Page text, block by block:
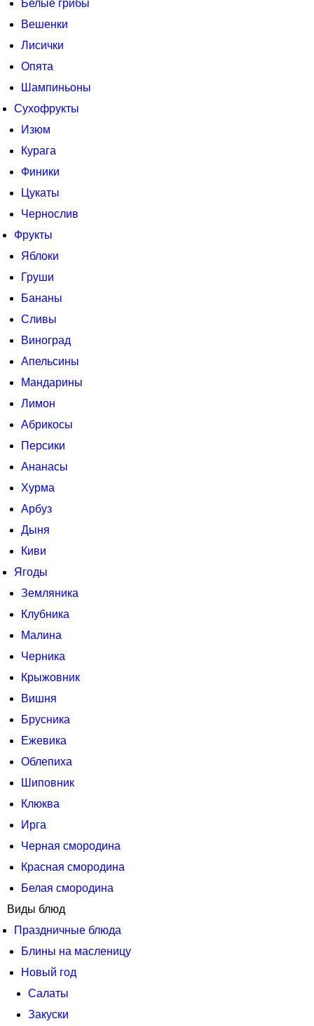
Белые грибы
Вешенки
Лисички
Опята
Шампиньоны
Сухофрукты
Изюм
Курага
Финики
Цукаты
Чернослив
Фрукты
Яблоки
Груши
Бананы
Сливы
Виноград
Апельсины
Мандарины
Лимон
Абрикосы
Персики
Ананасы
Хурма
Арбуз
Дыня
Киви
Ягоды
Земляника
Клубника
Малина
Черника
Крыжовник
Вишня
Брусника
Ежевика
Облепиха
Шиповник
Клюква
Ирга
Черная смородина
Красная смородина
Белая смородина
Виды блюд
Праздничные блюда
Блины на масленицу
Новый год
Салаты
Закуски